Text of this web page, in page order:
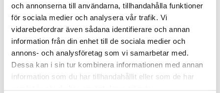
och annonserna till användarna, tillhandahålla funktioner
för sociala medier och analysera vår trafik. Vi
vidarebefordrar även sådana identifierare och annan
information från din enhet till de sociala medier och
annons- och analysföretag som vi samarbetar med.
Dessa kan i sin tur kombinera informationen med annan
information som du har tillhandahållit eller som de har
samlat in när du har använt deras tjänster.